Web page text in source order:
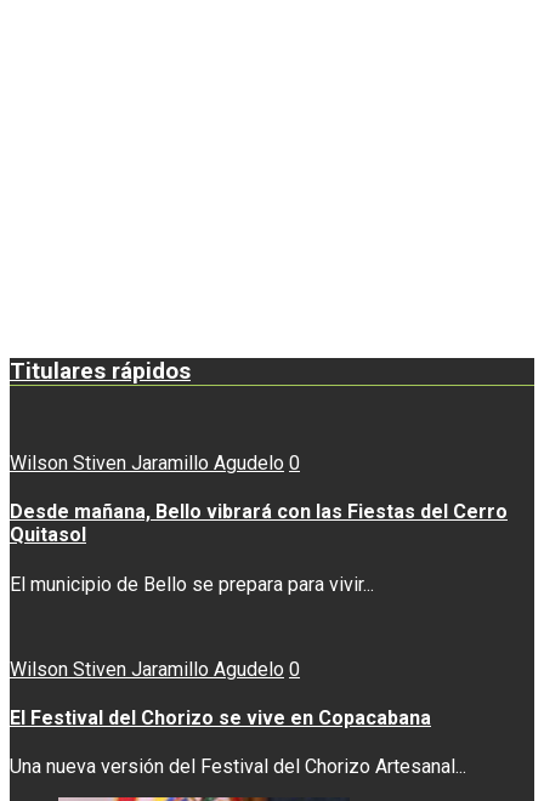
Titulares rápidos
Wilson Stiven Jaramillo Agudelo 0
Desde mañana, Bello vibrará con las Fiestas del Cerro
Quitasol
El municipio de Bello se prepara para vivir...
Wilson Stiven Jaramillo Agudelo 0
El Festival del Chorizo se vive en Copacabana
Una nueva versión del Festival del Chorizo Artesanal...